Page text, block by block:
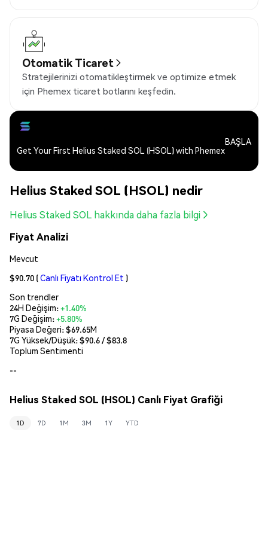
Otomatik Ticaret
Stratejilerinizi otomatikleştirmek ve optimize etmek
için Phemex ticaret botlarını keşfedin.
Get Your First Helius Staked SOL (HSOL) with Phemex
BAŞLA
Helius Staked SOL (HSOL) nedir
Helius Staked SOL hakkında daha fazla bilgi
Fiyat Analizi
Mevcut
$90.70 (Canlı Fiyatı Kontrol Et )
Son trendler
24H Değişim:+1.40%
7G Değişim:+5.80%
Piyasa Değeri:$69.65M
7G Yüksek/Düşük: $90.6/ $83.8
Toplum Sentimenti
--
Helius Staked SOL (HSOL) Canlı Fiyat Grafiği
1D 7D 1M 3M 1Y YTD